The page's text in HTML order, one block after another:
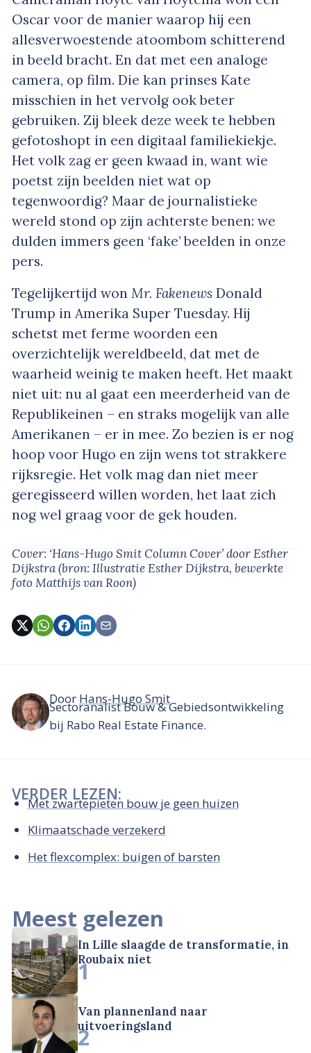
Oscar voor de manier waarop hij een
allesverwoestende atoombom schitterend
in beeld bracht. En dat met een analoge
camera, op film. Die kan prinses Kate
misschien in het vervolg ook beter
gebruiken. Zij bleek deze week te hebben
gefotoshopt in een digitaal familiekiekje.
Het volk zag er geen kwaad in, want wie
poetst zijn beelden niet wat op
tegenwoordig? Maar de journalistieke
wereld stond op zijn achterste benen: we
dulden immers geen ‘fake’ beelden in onze
pers.
Tegelijkertijd won Mr. Fakenews Donald
Trump in Amerika Super Tuesday. Hij
schetst met ferme woorden een
overzichtelijk wereldbeeld, dat met de
waarheid weinig te maken heeft. Het maakt
niet uit: nu al gaat een meerderheid van de
Republikeinen – en straks mogelijk van alle
Amerikanen – er in mee. Zo bezien is er nog
hoop voor Hugo en zijn wens tot strakkere
rijksregie. Het volk mag dan niet meer
geregisseerd willen worden, het laat zich
nog wel graag voor de gek houden.
Cover: ‘Hans-Hugo Smit Column Cover’door Esther
Dijkstra(bron: Illustratie Esther Dijkstra, bewerkte
foto Matthijs van Roon)
Door Hans-Hugo Smit
Sectoranalist Bouw & Gebiedsontwikkeling
bij Rabo Real Estate Finance.
VERDER LEZEN:
Met zwartepieten bouw je geen huizen
Klimaatschade verzekerd
Het flexcomplex: buigen of barsten
Meest gelezen
In Lille slaagde de transformatie, in
Roubaix niet
1
Van plannenland naar
uitvoeringsland
2